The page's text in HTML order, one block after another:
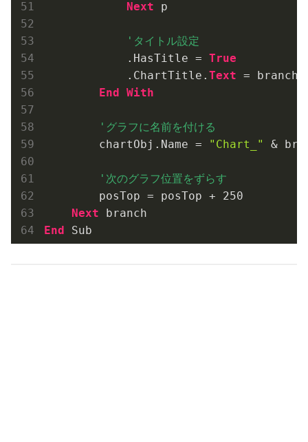
Next p
            .HasTitle =
True
            .ChartTitle.
Text = branch
End
With
        chartObj.Name =
"Chart_" &
        posTop = posTop +
250
Next
End
Sub